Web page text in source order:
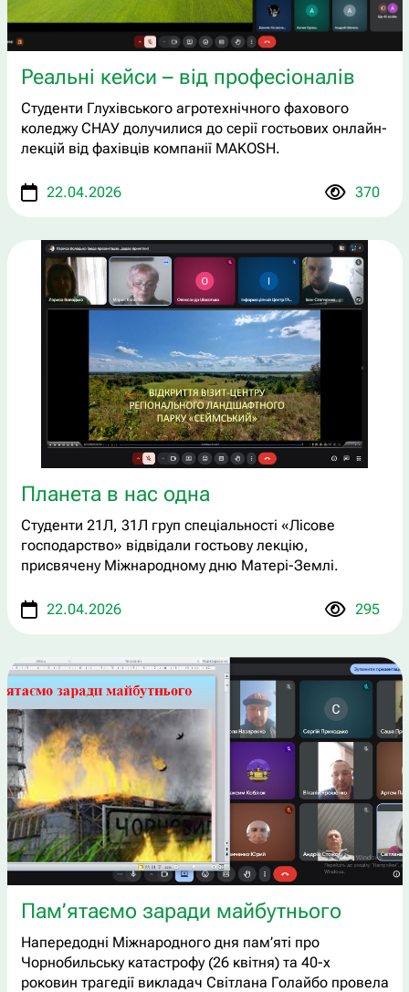
Реальні кейси – від професіоналів
Студенти Глухівського агротехнічного фахового
коледжу СНАУ долучилися до серії гостьових онлайн-
лекцій від фахівців компанії MAKOSH.
22.04.2026 370
Планета в нас одна
Студенти 21Л, 31Л груп спеціальності «Лісове
господарство» відвідали гостьову лекцію,
присвячену Міжнародному дню Матері-Землі.
22.04.2026 295
Пам’ятаємо заради майбутнього
Напередодні Міжнародного дня пам’яті про
Чорнобильську катастрофу (26 квітня) та 40-х
роковин трагедії викладач Світлана Голайбо провела